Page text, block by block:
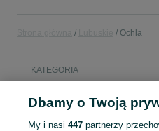
Ochla
KATEGORIA
Popularne
wywóz szamba
Dbamy o Twoją
My i nasi 447partnerzy